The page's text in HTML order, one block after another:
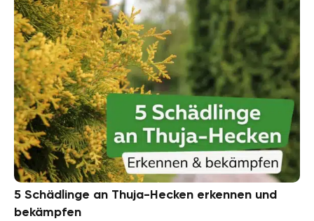
5 Schädlinge an Thuja-Hecken erkennen und
bekämpfen